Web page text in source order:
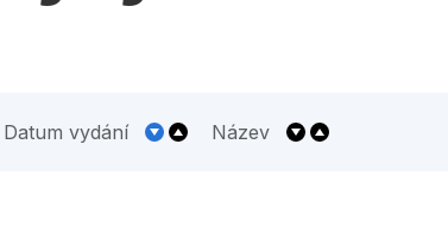
a kultura
Datum vydání Název